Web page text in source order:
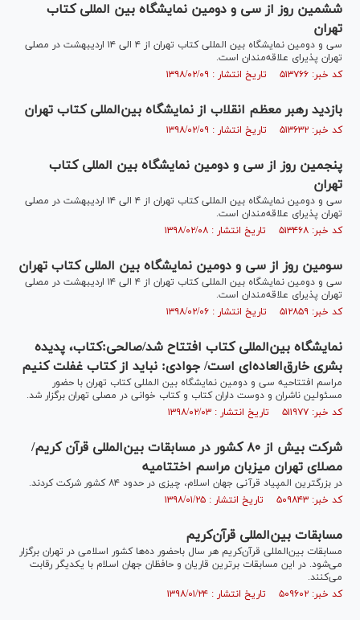
ششمین روز از سی و دومین نمایشگاه بین المللی کتاب
تهران
سی و دومین نمایشگاه بین المللی کتاب تهران از ۴ الی ۱۴ اردیبهشت در مصلی
تهران پذیرای علاقه‌مندان است.
کد خبر: ۵۱۳۷۶۶ تاریخ انتشار : ۱۳۹۸/۰۲/۰۹
بازدید رهبر معظم انقلاب از نمایشگاه بین‌المللی کتاب تهران
کد خبر: ۵۱۳۶۳۲ تاریخ انتشار : ۱۳۹۸/۰۲/۰۹
پنجمین روز از سی و دومین نمایشگاه بین المللی کتاب
تهران
سی و دومین نمایشگاه بین المللی کتاب تهران از ۴ الی ۱۴ اردیبهشت در مصلی
تهران پذیرای علاقه‌مندان است.
کد خبر: ۵۱۳۴۶۸ تاریخ انتشار : ۱۳۹۸/۰۲/۰۸
سومین روز از سی و دومین نمایشگاه بین المللی کتاب تهران
سی و دومین نمایشگاه بین المللی کتاب تهران از ۴ الی ۱۴ اردیبهشت در مصلی
تهران پذیرای علاقه‌مندان است.
کد خبر: ۵۱۲۸۵۹ تاریخ انتشار : ۱۳۹۸/۰۲/۰۶
نمایشگاه بین‌المللی کتاب افتتاح شد/صالحی:کتاب، پدیده
بشری خارق‌العاده‌ای است/ جوادی: نباید از کتاب غفلت کنیم
مراسم افتتاحیه سی و دومین نمایشگاه بین المللی کتاب تهران با حضور
مسئولین ناشران و دوست داران کتاب و کتاب خوانی در مصلی تهران برگزار شد.
کد خبر: ۵۱۱۹۷۷ تاریخ انتشار : ۱۳۹۸/۰۲/۰۳
شرکت بیش از ۸۰ کشور در مسابقات بین‌المللی قرآن کریم/
مصلای تهران میزبان مراسم اختتامیه
در بزرگترین المپیاد قرآنی جهان اسلام، چیزی در حدود ۸۴ کشور شرکت کردند.
کد خبر: ۵۰۹۸۴۳ تاریخ انتشار : ۱۳۹۸/۰۱/۲۵
مسابقات بین‌المللی قرآن‌کریم
مسابقات بین‌المللی قرآن‌کریم هر سال باحضور ده‌ها کشور اسلامی در تهران برگزار
می‌شود. در این مسابقات برترین قاریان و حافظان جهان اسلام با یکدیگر رقابت
می‌کنند.
کد خبر: ۵۰۹۶۰۲ تاریخ انتشار : ۱۳۹۸/۰۱/۲۴